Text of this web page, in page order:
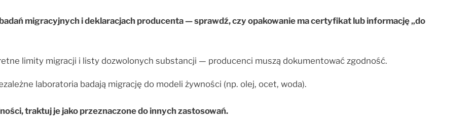
migracyjnych i deklaracjach producenta — sprawdź, czy opakowanie ma certyfikat lub informację „do
limity migracji i listy dozwolonych substancji — producenci muszą dokumentować zgodność.
laboratoria badają migrację do modeli żywności (np. olej, ocet, woda).
traktuj je jako przeznaczone do innych zastosowań.